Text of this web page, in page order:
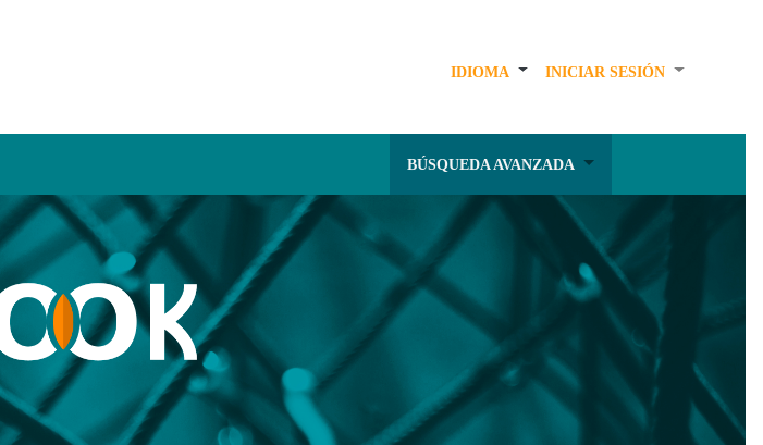
IDIOMA INICIAR SESIÓN
BÚSQUEDA AVANZADA